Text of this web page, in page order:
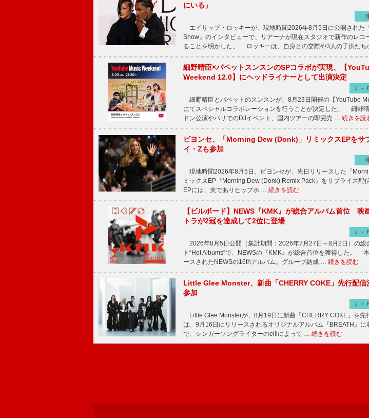
にいる」
エイサップ・ロッキーが、現地時間2026年8月5日に公開された
Show』のインタビューで、リアーナが現在スタジオで新作のレコ
ることを明かした。 ロッキーは、自身との交際や3人の子供た
細野晴臣×パペットスンスンのSPコラボが実現、【
Weekend 12.0】にヘッドライナーとして出演決定
Ｊ－
細野晴臣とパペットのスンスンが、8月23日開催の【YouTube
にてスペシャルコラボレーションを行うことが決定した。 細野
ドン公演やパリでのDJイベント、国内ツアーの即完売 … 続きを読
ビヨンセ、「Morning Dew (Donk)」リミックスEPを
イ・Zも参加
現地時間2026年8月5日、ビヨンセが、先日リリースした「
ミックスEP『Morning Dew (Donk) Remix Pack』をサプライズ
EPには、夫でありヒップホ … 続きを読む
【ビルボード】NEWS『KMK』が総合アルバム首位 映
トラが2冠を達成して2位に登場
Ｊ－
2026年8月5日公開（集計期間：2026年7月27日～8月2日）の総
ト“Hot Albums”で、NEWSの『KMK』が総合首位を獲得した。
ースされたNEWSの16thアルバム。グループ結成 … 続きを読む
Little Glee Monster、新曲「CHERRY COKE」先行配信
参加
Ｊ－
Little Glee Monsterが、8月19日に新曲「CHERRY COKE」を
は、9月16日にリリースされるオリジナルアルバム『BREATH』に
で、シンガーソングライターのeillによって … 続きを読む